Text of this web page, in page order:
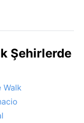
Şehirlerde
Walk